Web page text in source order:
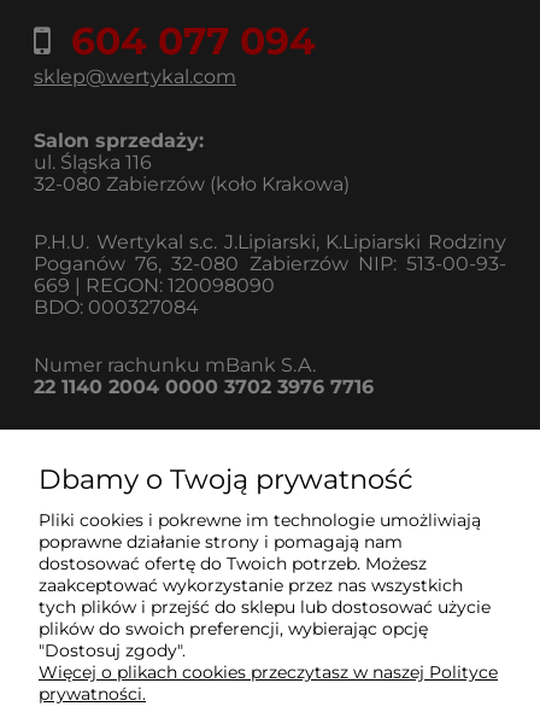
604 077 094
sklep@wertykal.com
Salon sprzedaży:
ul. Śląska 116
32-080 Zabierzów (koło Krakowa)
P.H.U. Wertykal s.c. J.Lipiarski, K.Lipiarski Rodziny
Poganów 76, 32-080 Zabierzów NIP: 513-00-93-
669 | REGON: 120098090
BDO: 000327084
Numer rachunku mBank S.A.
22 1140 2004 0000 3702 3976 7716
Informacje
Strefa klienta
Pomoc
Dbamy o Twoją prywatność
Pliki cookies i pokrewne im technologie umożliwiają
poprawne działanie strony i pomagają nam
dostosować ofertę do Twoich potrzeb. Możesz
zaakceptować wykorzystanie przez nas wszystkich
tych plików i przejść do sklepu lub dostosować użycie
plików do swoich preferencji, wybierając opcję
"Dostosuj zgody".
Więcej o plikach cookies przeczytasz w naszej Polityce
prywatności.